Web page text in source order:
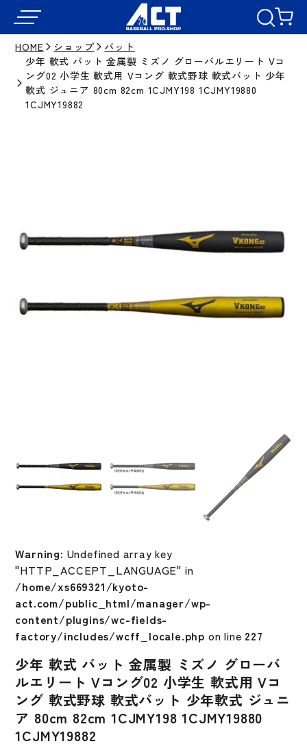
HOME ショップ
バット
少年 軟式 バット 金属製 ミズノ グローバルエリート Vコ
ング02 小学生 軟式用 Vコング 軟式野球 軟式バット 少年
軟式 ジュニア 80cm 82cm 1CJMY198 1CJMY19880
1CJMY19882
Warning: Undefined array key
"HTTP_ACCEPT_LANGUAGE" in
/home/xs669321/kyoto-
act.com/public_html/manager/wp-
content/plugins/wc-fields-
factory/includes/wcff_locale.php on line 227
少年 軟式 バット 金属製 ミズノ グローバ
ルエリート Vコング02 小学生 軟式用 Vコ
ング 軟式野球 軟式バット 少年軟式 ジュニ
ア 80cm 82cm 1CJMY198 1CJMY19880
1CJMY19882